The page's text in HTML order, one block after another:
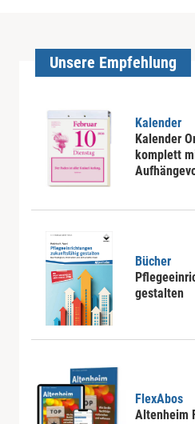
Unsere Empfehlung
Kalender
Kalender
komplett
Bücher
gestalten
FlexAbos
Altenheim